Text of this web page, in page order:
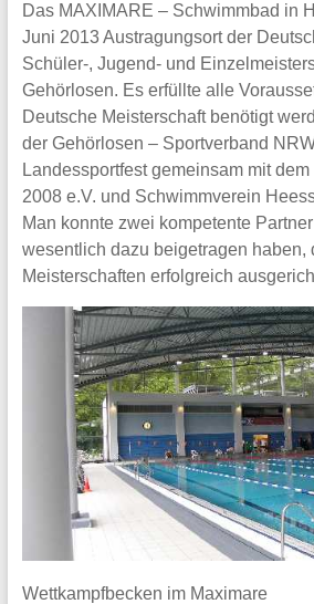
Das MAXIMARE – Schwimmbad in
Juni 2013 Austragungsort der
Schüler-, Jugend- und
Gehörlosen. Es erfüllte alle
Deutsche Meisterschaft benötigt
der Gehörlosen – Sportverband
Landessportfest gemeinsam mit
2008 e.V. und Schwimmverein
Man konnte zwei kompetente
wesentlich dazu beigetragen haben,
Meisterschaften erfolgreich
Wettkampfbecken im Maximare